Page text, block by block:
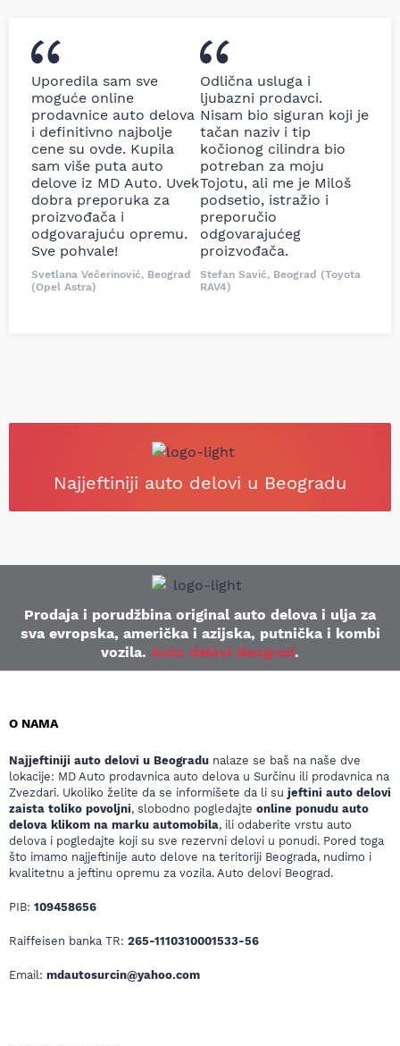
Uporedila sam sve
moguće online
prodavnice auto delova
i definitivno najbolje
cene su ovde. Kupila
sam više puta auto
delove iz MD Auto. Uvek
dobra preporuka za
proizvođača i
odgovarajuću opremu.
Sve pohvale!
Svetlana Večerinović, Beograd
(Opel Astra)
Odlična usluga i
ljubazni prodavci.
Nisam bio siguran koji je
tačan naziv i tip
kočionog cilindra bio
potreban za moju
Tojotu, ali me je Miloš
podsetio, istražio i
preporučio
odgovarajućeg
proizvođača.
Stefan Savić, Beograd (Toyota
RAV4)
Najjeftiniji auto delovi u Beogradu
Prodaja i porudžbina original auto delova i ulja za
sva evropska, američka i azijska, putnička i kombi
vozila. Auto delovi Beograd.
O NAMA
Najjeftiniji auto delovi u Beogradu nalaze se baš na naše dve
lokacije: MD Auto prodavnica auto delova u Surčinu ili prodavnica na
Zvezdari. Ukoliko želite da se informišete da li su jeftini auto delovi
zaista toliko povoljni, slobodno pogledajte online ponudu auto
delova klikom na marku automobila, ili odaberite vrstu auto
delova i pogledajte koji su sve rezervni delovi u ponudi. Pored toga
što imamo najjeftinije auto delove na teritoriji Beograda, nudimo i
kvalitetnu a jeftinu opremu za vozila. Auto delovi Beograd.
PIB: 109458656
Raiffeisen banka TR: 265-1110310001533-56
Email: mdautosurcin@yahoo.com